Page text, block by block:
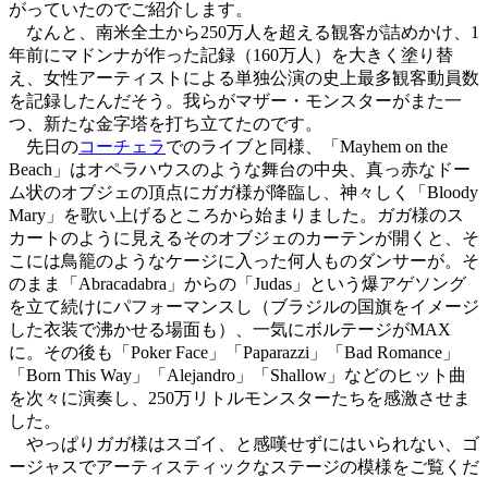
がっていたのでご紹介します。
なんと、南米全土から250万人を超える観客が詰めかけ、1
年前にマドンナが作った記録（160万人）を大きく塗り替
え、女性アーティストによる単独公演の史上最多観客動員数
を記録したんだそう。我らがマザー・モンスターがまた一
つ、新たな金字塔を打ち立てたのです。
先日のコーチェラでのライブと同様、「Mayhem on the
Beach」はオペラハウスのような舞台の中央、真っ赤なドー
ム状のオブジェの頂点にガガ様が降臨し、神々しく「Bloody
Mary」を歌い上げるところから始まりました。ガガ様のス
カートのように見えるそのオブジェのカーテンが開くと、そ
こには鳥籠のようなケージに入った何人ものダンサーが。そ
のまま「Abracadabra」からの「Judas」という爆アゲソング
を立て続けにパフォーマンスし（ブラジルの国旗をイメージ
した衣装で沸かせる場面も）、一気にボルテージがMAX
に。その後も「Poker Face」「Paparazzi」「Bad Romance」
「Born This Way」「Alejandro」「Shallow」などのヒット曲
を次々に演奏し、250万リトルモンスターたちを感激させま
した。
やっぱりガガ様はスゴイ、と感嘆せずにはいられない、ゴ
ージャスでアーティスティックなステージの模様をご覧くだ